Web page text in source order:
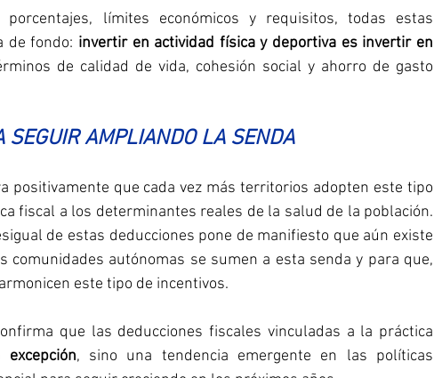
límites económicos y requisitos, todas estas
de fondo: invertir en actividad física y deportiva es invertir en
de calidad de vida, cohesión social y ahorro de gasto
SEGUIR AMPLIANDO LA SENDA
positivamente que cada vez más territorios adopten este tipo
fiscal a los determinantes reales de la salud de la población.
de estas deducciones pone de manifiesto que aún existe
comunidades autónomas se sumen a esta senda y para que,
este tipo de incentivos.
que las deducciones fiscales vinculadas a la práctica
, sino una tendencia emergente en las políticas